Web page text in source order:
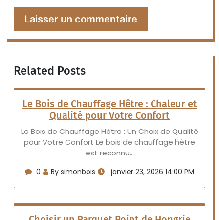
Related Posts
Le Bois de Chauffage Hêtre : Chaleur et
Qualité pour Votre Confort
Le Bois de Chauffage Hêtre : Un Choix de Qualité
pour Votre Confort Le bois de chauffage hêtre
est reconnu…
0 By simonbois janvier 23, 2026 14:00 PM